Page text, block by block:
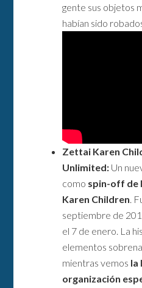
gente sus objetos
habían sido
Zettai Karen
Unlimited: Un
como spin-off de
Karen Children.
septiembre de
el 7 de enero. La
elementos
mientras vemos la
organización